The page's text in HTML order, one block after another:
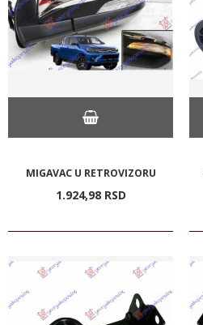
MIGAVAC U RETROVIZORU
1.924,98 RSD